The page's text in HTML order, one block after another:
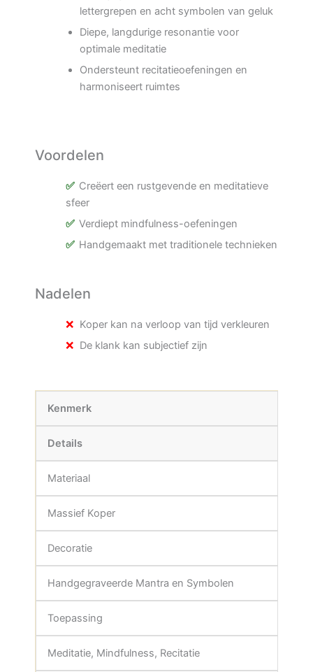
lettergrepen en acht symbolen van geluk
Diepe, langdurige resonantie voor
optimale meditatie
Ondersteunt recitatieoefeningen en
harmoniseert ruimtes
Voordelen
Creëert een rustgevende en meditatieve
sfeer
Verdiept mindfulness-oefeningen
Handgemaakt met traditionele technieken
Nadelen
Koper kan na verloop van tijd verkleuren
De klank kan subjectief zijn
Kenmerk
Details
Materiaal
Massief Koper
Decoratie
Handgegraveerde Mantra en Symbolen
Toepassing
Meditatie, Mindfulness, Recitatie